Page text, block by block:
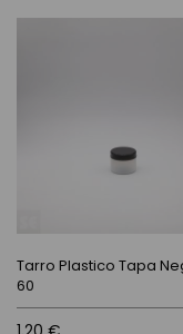
Tarro Plastico Tapa
60